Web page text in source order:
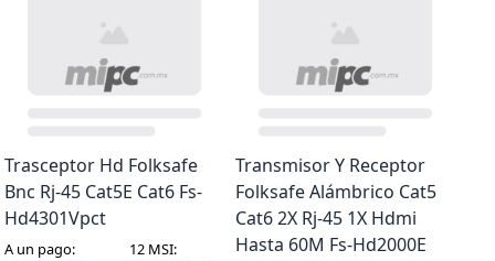
Trasceptor Hd Folksafe
Bnc Rj-45 Cat5E Cat6 Fs-
Hd4301Vpct
A un pago: 12 MSI:
Transmisor Y Receptor
Folksafe Alámbrico Cat5
Cat6 2X Rj-45 1X Hdmi
Hasta 60M Fs-Hd2000E